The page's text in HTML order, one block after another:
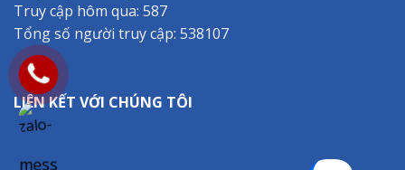
Truy cập hôm qua: 587
Tổng số người truy cập: 538107
LIÊN KẾT VỚI CHÚNG TÔI